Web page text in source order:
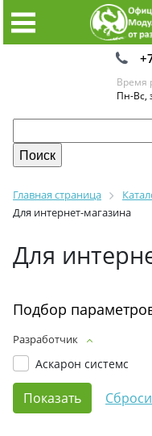
Время
Пн-Вс,
Главная страница
Для интернет-магазина
Для
Подбор
Разработчик
Аскарон cистемс